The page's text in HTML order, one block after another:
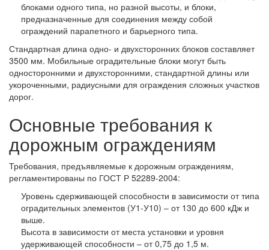
блоками одного типа, но разной высоты, и блоки,
предназначенные для соединения между собой
ограждений парапетного и барьерного типа.
Стандартная длина одно- и двухсторонних блоков составляет
3500 мм. Мобильные оградительные блоки могут быть
односторонними и двухсторонними, стандартной длины или
укороченными, радиусными для ограждения сложных участков
дорог.
Основные требования к
дорожным ограждениям
Требования, предъявляемые к дорожным ограждениям,
регламентированы по ГОСТ Р 52289-2004:
Уровень сдерживающей способности в зависимости от типа
оградительных элементов (У1-У10) – от 130 до 600 кДж и
выше.
Высота в зависимости от места установки и уровня
удерживающей способности – от 0,75 до 1,5 м.